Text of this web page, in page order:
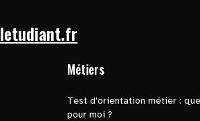
letudiant.fr
Métiers
Test d'orientation métier :
pour moi ?